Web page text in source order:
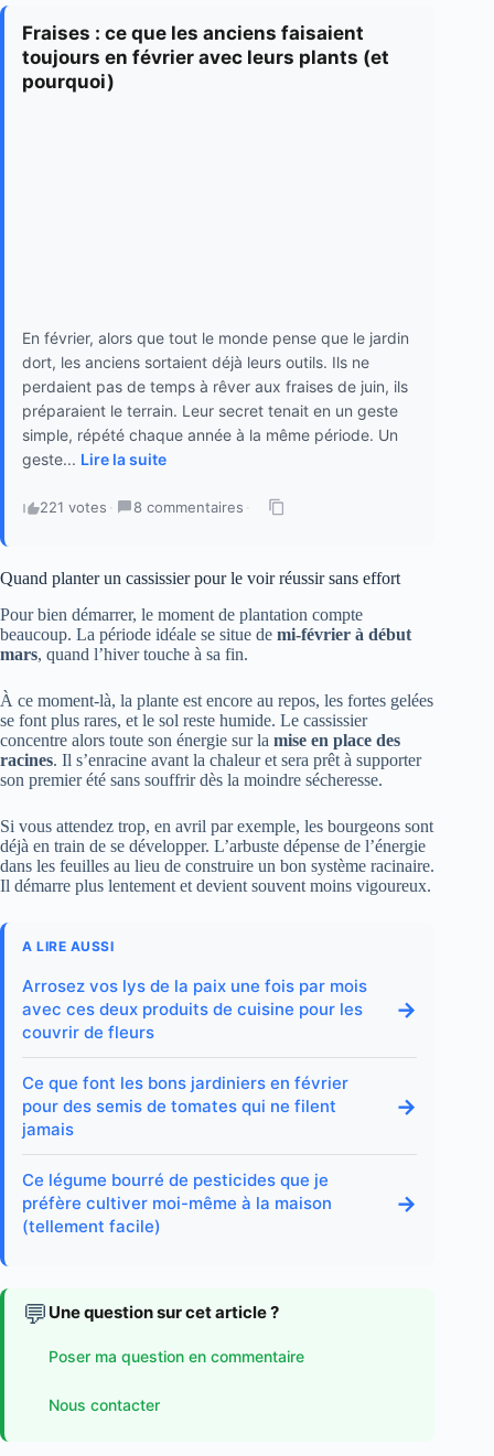
Fraises : ce que les anciens faisaient
toujours en février avec leurs plants (et
pourquoi)
En février, alors que tout le monde pense que le jardin
dort, les anciens sortaient déjà leurs outils. Ils ne
perdaient pas de temps à rêver aux fraises de juin, ils
préparaient le terrain. Leur secret tenait en un geste
simple, répété chaque année à la même période. Un
geste... Lire la suite
221 votes · 8 commentaires ·
Quand planter un cassissier pour le voir réussir sans effort
Pour bien démarrer, le moment de plantation compte
beaucoup. La période idéale se situe de mi-février à début
mars, quand l’hiver touche à sa fin.
À ce moment-là, la plante est encore au repos, les fortes gelées
se font plus rares, et le sol reste humide. Le cassissier
concentre alors toute son énergie sur la mise en place des
racines. Il s’enracine avant la chaleur et sera prêt à supporter
son premier été sans souffrir dès la moindre sécheresse.
Si vous attendez trop, en avril par exemple, les bourgeons sont
déjà en train de se développer. L’arbuste dépense de l’énergie
dans les feuilles au lieu de construire un bon système racinaire.
Il démarre plus lentement et devient souvent moins vigoureux.
A LIRE AUSSI
Arrosez vos lys de la paix une fois par mois
avec ces deux produits de cuisine pour les
couvrir de fleurs
→
Ce que font les bons jardiniers en février
pour des semis de tomates qui ne filent
jamais
→
Ce légume bourré de pesticides que je
préfère cultiver moi-même à la maison
(tellement facile)
→
💬 Une question sur cet article ?
Poser ma question en commentaire
Nous contacter